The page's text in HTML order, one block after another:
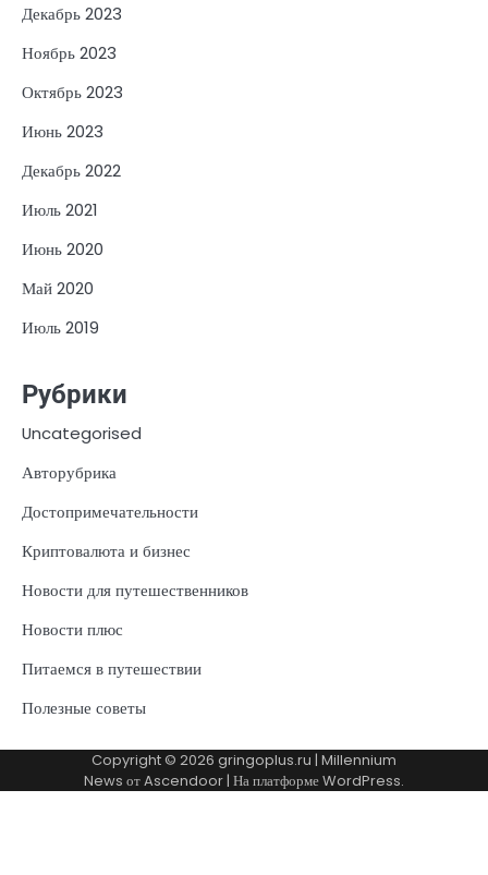
Декабрь 2023
Ноябрь 2023
Октябрь 2023
Июнь 2023
Декабрь 2022
Июль 2021
Июнь 2020
Май 2020
Июль 2019
Рубрики
Uncategorised
Авторубрика
Достопримечательности
Криптовалюта и бизнес
Новости для путешественников
Новости плюс
Питаемся в путешествии
Полезные советы
Copyright © 2026 gringoplus.ru | Millennium
News отAscendoor | На платформеWordPress.